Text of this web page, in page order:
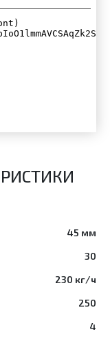
45 мм
30
230 кг/ч
250
4